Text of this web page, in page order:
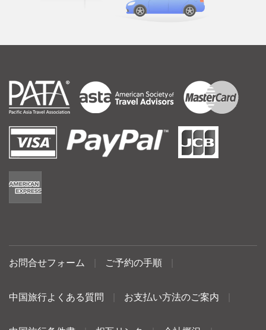
お問合せフォーム ご予約の手順
中国旅行よくある質問 お支払い方法のご案内